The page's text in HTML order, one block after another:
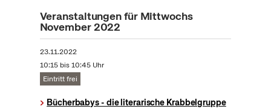
Veranstaltungen für Mittwochs
November 2022
23.11.2022
10:15 bis 10:45 Uhr
Eintritt frei
Bücherbabys - die literarische Krabbelgruppe